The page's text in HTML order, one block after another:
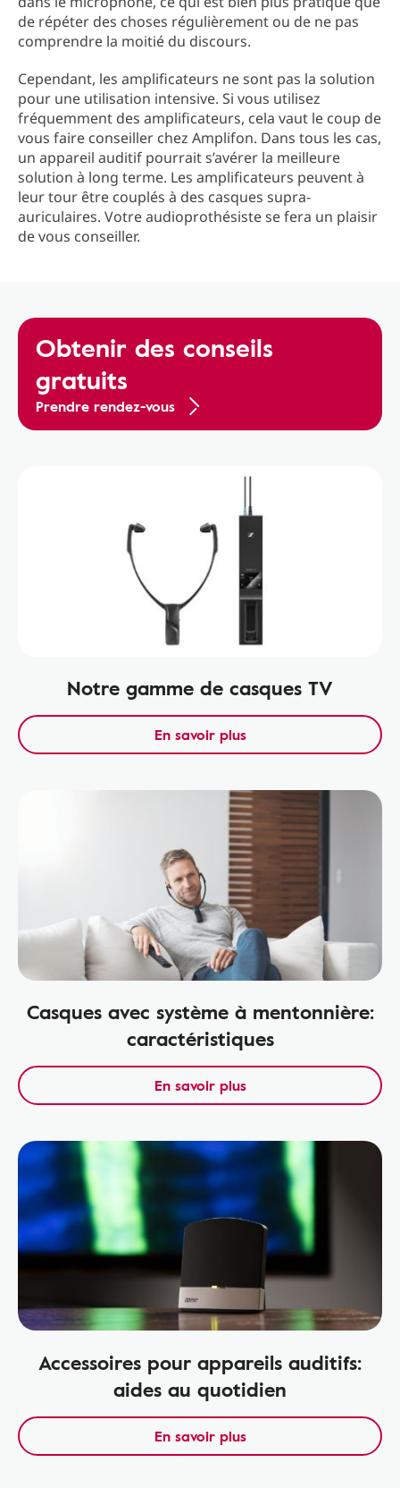
de répéter des choses régulièrement ou de ne pas
comprendre la moitié du discours.
Cependant, les amplificateurs ne sont pas la solution
pour une utilisation intensive. Si vous utilisez
fréquemment des amplificateurs, cela vaut le coup de
vous faire conseiller chez Amplifon. Dans tous les cas,
un appareil auditif pourrait s’avérer la meilleure
solution à long terme. Les amplificateurs peuvent à
leur tour être couplés à des casques supra-
auriculaires. Votre audioprothésiste se fera un plaisir
de vous conseiller.
Obtenir des conseils
gratuits
Prendre rendez-vous
Notre gamme de casques TV
En savoir plus
Casques avec système à mentonnière:
caractéristiques
En savoir plus
Accessoires pour appareils auditifs:
aides au quotidien
En savoir plus